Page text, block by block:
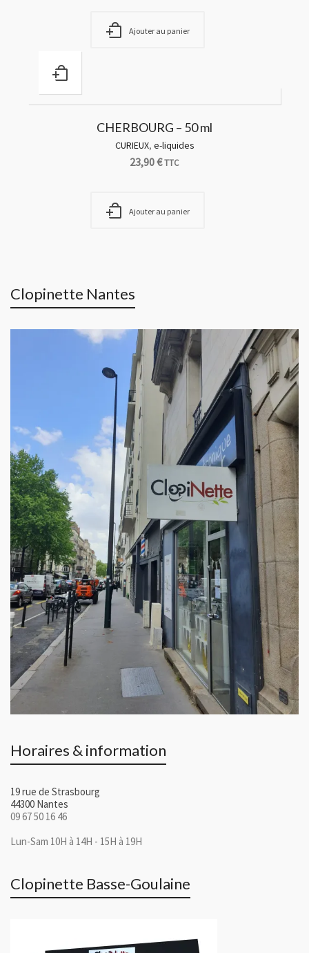
Ajouter au panier
CHERBOURG – 50 ml
CURIEUX, e-liquides
23,90€TTC
Ajouter au panier
Clopinette Nantes
Horaires & information
19 rue de Strasbourg
44300 Nantes
09 67 50 16 46
Lun-Sam 10H à 14H - 15H à 19H
Clopinette Basse-Goulaine